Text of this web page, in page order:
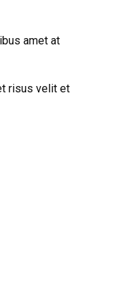
amet at
risus velit et